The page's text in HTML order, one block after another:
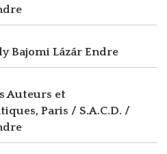
Bajomi Lázár Endre
Auteurs et
Paris / S.A.C.D. /